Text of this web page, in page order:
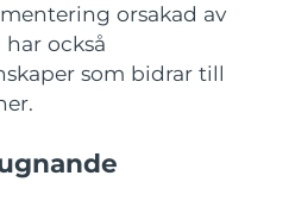
orsakad av
har också
som bidrar till
Förväntad leverans
Förväntad leverans 8/10/26